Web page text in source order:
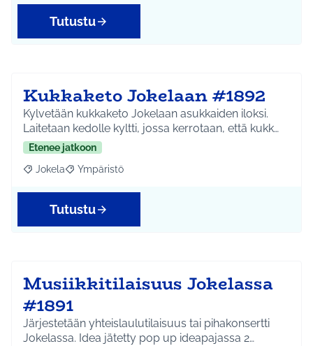
Tutustu
Kukkaketo Jokelaan #1892
Kylvetään kukkaketo Jokelaan asukkaiden iloksi.
Laitetaan kedolle kyltti, jossa kerrotaan, että kukk…
Etenee jatkoon
Rajaa tulokset aihepiirin mukaan: Jokela
Jokela Rajaa tulokset teeman mukaan: Ympäristö
Ympäristö
Tutustu
Musiikkitilaisuus Jokelassa
#1891
Järjestetään yhteislaulutilaisuus tai pihakonsertti
Jokelassa. Idea jätetty pop up ideapajassa 2…